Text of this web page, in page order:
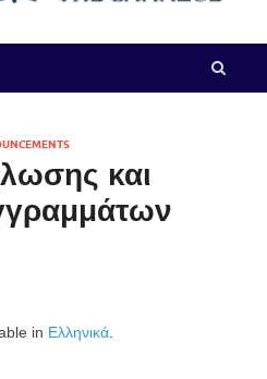
και
in Ελληνικά